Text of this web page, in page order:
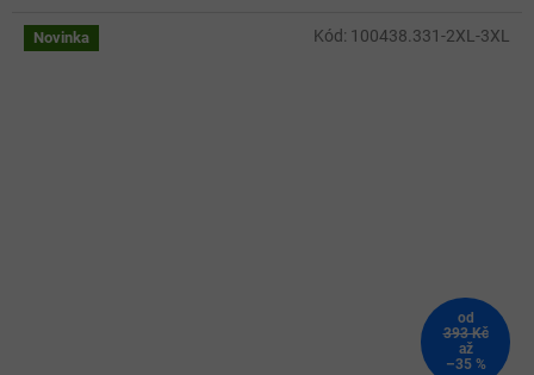
Novinka
od
393 Kč
až
–35 %
Kód: 100438.331-2XL-3XL